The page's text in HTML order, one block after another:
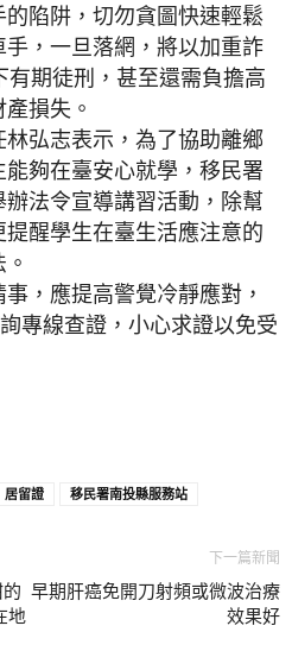
陷阱，切勿貪圖快速輕鬆
，一旦落網，將以加重詐
期徒刑，甚至還需負擔高
損失。
弘志表示，為了協助離鄉
夠在臺安心就學，移民署
法令宣導講習活動，除幫
醒學生在臺生活應注意的
，應提高警覺冷靜應對，
專線查證，小心求證以免受
居留證 移民署南投縣服務站
地
下一篇新聞
早期肝癌免開刀射頻或微波治療
效果好